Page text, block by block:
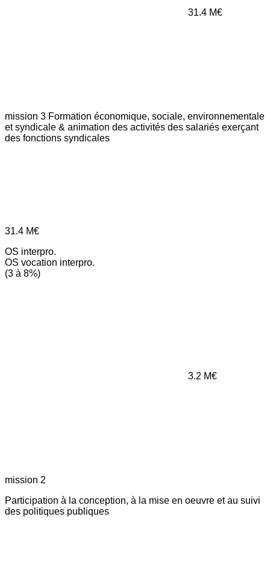
31.4 M€
mission 3 Formation économique, sociale, environnementale
et syndicale & animation des activités des salariés exerçant
des fonctions syndicales
31.4 M€
OS interpro.
OS vocation interpro.
(3 à 8%)
3.2 M€
mission 2
Participation à la conception, à la mise en oeuvre et au suivi
des politiques publiques